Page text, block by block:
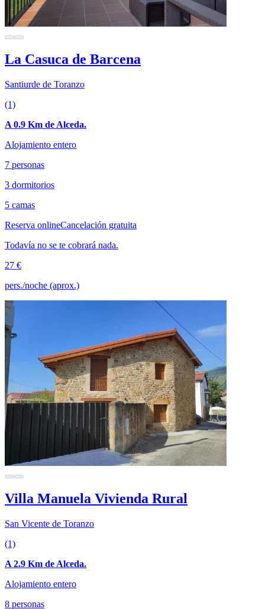
La Casuca de Barcena
Santiurde de Toranzo
(1)
A 0.9 Km de Alceda.
Alojamiento entero
7 personas
3 dormitorios
5 camas
Reserva onlineCancelación gratuita
Todavía no se te cobrará nada.
27 €
pers./noche (aprox.)
Villa Manuela Vivienda Rural
San Vicente de Toranzo
(1)
A 2.9 Km de Alceda.
Alojamiento entero
8 personas